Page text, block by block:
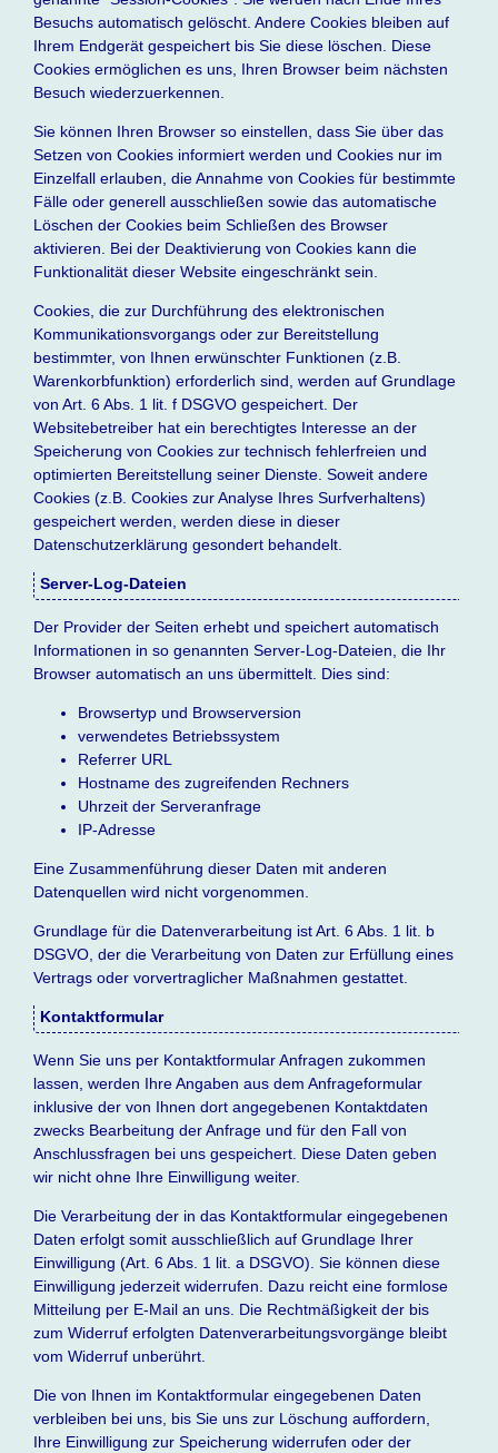
Besuchs automatisch gelöscht. Andere Cookies bleiben auf
Ihrem Endgerät gespeichert bis Sie diese löschen. Diese
Cookies ermöglichen es uns, Ihren Browser beim nächsten
Besuch wiederzuerkennen.
Sie können Ihren Browser so einstellen, dass Sie über das
Setzen von Cookies informiert werden und Cookies nur im
Einzelfall erlauben, die Annahme von Cookies für bestimmte
Fälle oder generell ausschließen sowie das automatische
Löschen der Cookies beim Schließen des Browser
aktivieren. Bei der Deaktivierung von Cookies kann die
Funktionalität dieser Website eingeschränkt sein.
Cookies, die zur Durchführung des elektronischen
Kommunikationsvorgangs oder zur Bereitstellung
bestimmter, von Ihnen erwünschter Funktionen (z.B.
Warenkorbfunktion) erforderlich sind, werden auf Grundlage
von Art. 6 Abs. 1 lit. f DSGVO gespeichert. Der
Websitebetreiber hat ein berechtigtes Interesse an der
Speicherung von Cookies zur technisch fehlerfreien und
optimierten Bereitstellung seiner Dienste. Soweit andere
Cookies (z.B. Cookies zur Analyse Ihres Surfverhaltens)
gespeichert werden, werden diese in dieser
Datenschutzerklärung gesondert behandelt.
Server-Log-Dateien
Der Provider der Seiten erhebt und speichert automatisch
Informationen in so genannten Server-Log-Dateien, die Ihr
Browser automatisch an uns übermittelt. Dies sind:
Browsertyp und Browserversion
verwendetes Betriebssystem
Referrer URL
Hostname des zugreifenden Rechners
Uhrzeit der Serveranfrage
IP-Adresse
Eine Zusammenführung dieser Daten mit anderen
Datenquellen wird nicht vorgenommen.
Grundlage für die Datenverarbeitung ist Art. 6 Abs. 1 lit. b
DSGVO, der die Verarbeitung von Daten zur Erfüllung eines
Vertrags oder vorvertraglicher Maßnahmen gestattet.
Kontaktformular
Wenn Sie uns per Kontaktformular Anfragen zukommen
lassen, werden Ihre Angaben aus dem Anfrageformular
inklusive der von Ihnen dort angegebenen Kontaktdaten
zwecks Bearbeitung der Anfrage und für den Fall von
Anschlussfragen bei uns gespeichert. Diese Daten geben
wir nicht ohne Ihre Einwilligung weiter.
Die Verarbeitung der in das Kontaktformular eingegebenen
Daten erfolgt somit ausschließlich auf Grundlage Ihrer
Einwilligung (Art. 6 Abs. 1 lit. a DSGVO). Sie können diese
Einwilligung jederzeit widerrufen. Dazu reicht eine formlose
Mitteilung per E-Mail an uns. Die Rechtmäßigkeit der bis
zum Widerruf erfolgten Datenverarbeitungsvorgänge bleibt
vom Widerruf unberührt.
Die von Ihnen im Kontaktformular eingegebenen Daten
verbleiben bei uns, bis Sie uns zur Löschung auffordern,
Ihre Einwilligung zur Speicherung widerrufen oder der